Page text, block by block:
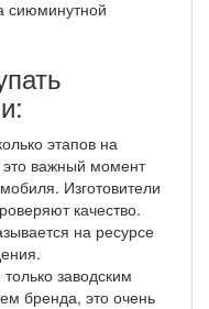
сиюминутной
этапов на
это важный момент
Изготовители
качество.
на ресурсе
заводским
бренда, это очень